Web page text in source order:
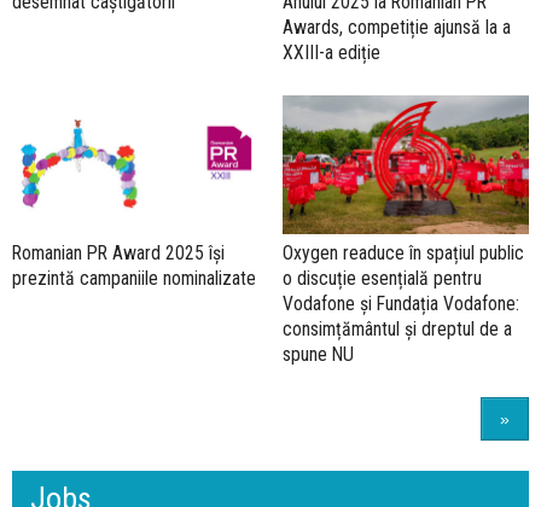
Awards, competiție ajunsă la a
XXIII-a ediție
Romanian PR Award 2025 își
prezintă campaniile nominalizate
Oxygen readuce în spațiul public
o discuție esențială pentru
Vodafone și Fundația Vodafone:
consimțământul și dreptul de a
spune NU
»
Jobs